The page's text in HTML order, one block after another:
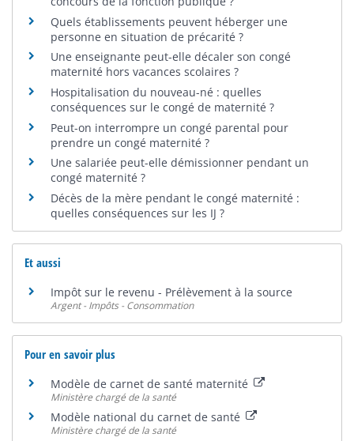
Quels établissements peuvent héberger une
personne en situation de précarité ?
Une enseignante peut-elle décaler son congé
maternité hors vacances scolaires ?
Hospitalisation du nouveau-né : quelles
conséquences sur le congé de maternité ?
Peut-on interrompre un congé parental pour
prendre un congé maternité ?
Une salariée peut-elle démissionner pendant un
congé maternité ?
Décès de la mère pendant le congé maternité :
quelles conséquences sur les IJ ?
Et aussi
Impôt sur le revenu - Prélèvement à la source
Argent - Impôts - Consommation
Pour en savoir plus
Modèle de carnet de santé maternité
Ministère chargé de la santé
Modèle national du carnet de santé
Ministère chargé de la santé